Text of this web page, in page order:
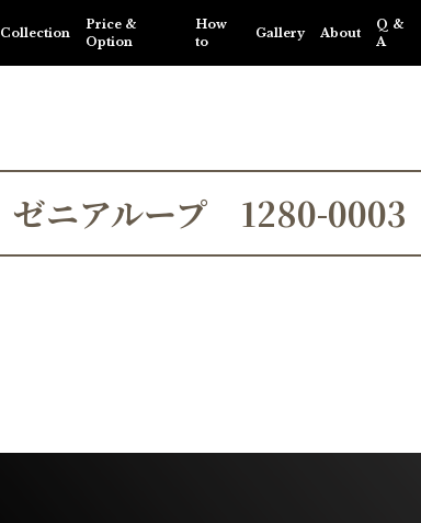
Collection
Price &
Option
How
to
Gallery About
Q &
A
ゼニアループ 1280-0003